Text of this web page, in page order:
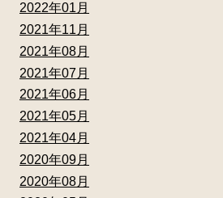
2022年01月
2021年11月
2021年08月
2021年07月
2021年06月
2021年05月
2021年04月
2020年09月
2020年08月